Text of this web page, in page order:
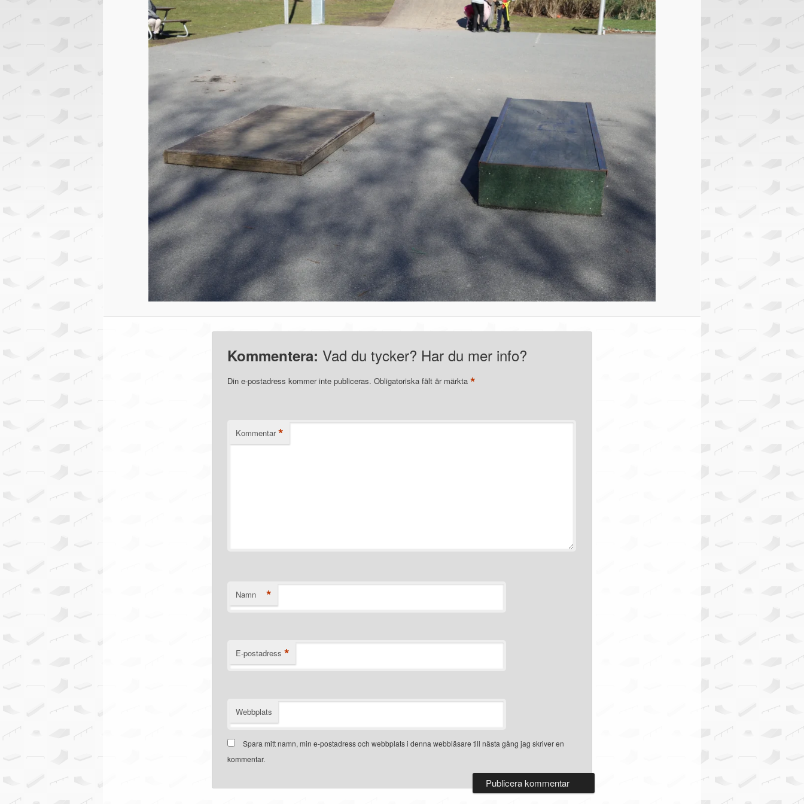
Kommentera: Vad du tycker? Har du mer info?
Din e-postadress kommer inte publiceras. Obligatoriska fält är märkta *
Kommentar *
Namn *
E-postadress *
Webbplats
Spara mitt namn, min e-postadress och webbplats i denna webbläsare till nästa gång jag skriver en
kommentar.